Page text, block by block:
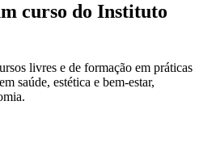
curso do Instituto
livres e de formação em práticas
saúde, estética e bem-estar,